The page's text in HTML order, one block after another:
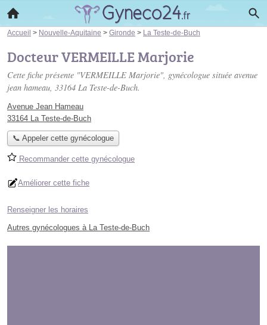
Accueil > Nouvelle-Aquitaine > Gironde > La Teste-de-Buch
Docteur VERMEILLE Marjorie
Cette fiche présente "VERMEILLE Marjorie", gynécologue située avenue
jean hameau, 33164 La Teste-de-Buch.
Avenue Jean Hameau
33164 La Teste-de-Buch
📞 Appeler cette gynécologue
Recommander cette gynécologue
Améliorer cette fiche
Renseigner les horaires
Autres gynécologues à La Teste-de-Buch